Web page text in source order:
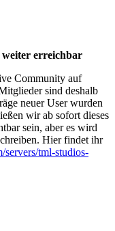
weiter erreichbar
Community auf
sind deshalb
neuer User wurden
wir ab sofort dieses
sein, aber es wird
Hier findet ihr
servers/tml-studios-